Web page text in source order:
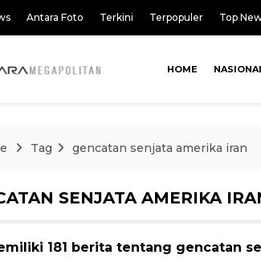
Antara Foto Terkini Terpopuler Top
HOME
Tag gencatan senjata amerika iran
SENJATA AMERIKA
181 berita tentang gencatan